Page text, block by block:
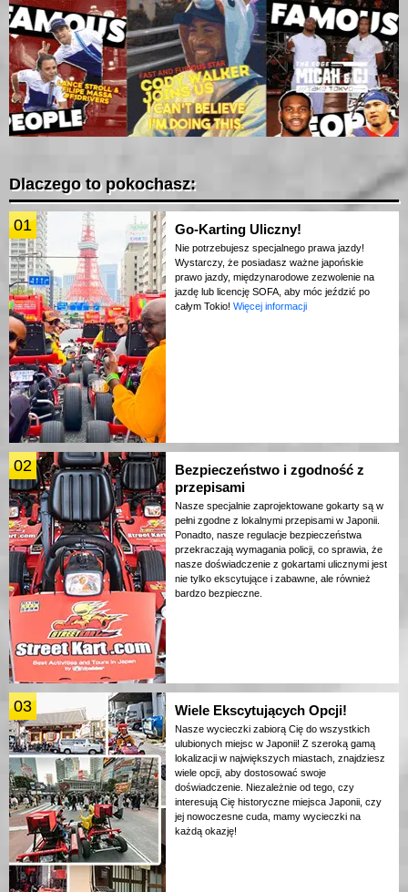
Dlaczego to pokochasz:
01 Go-Karting Uliczny!
Nie potrzebujesz specjalnego prawa jazdy!
Wystarczy, że posiadasz ważne japońskie
prawo jazdy, międzynarodowe zezwolenie na
jazdę lub licencję SOFA, aby móc jeździć po
całym Tokio! Więcej informacji
02
Bezpieczeństwo i zgodność z
przepisami
Nasze specjalnie zaprojektowane gokarty są w
pełni zgodne z lokalnymi przepisami w Japonii.
Ponadto, nasze regulacje bezpieczeństwa
przekraczają wymagania policji, co sprawia, że
nasze doświadczenie z gokartami ulicznymi jest
nie tylko ekscytujące i zabawne, ale również
bardzo bezpieczne.
03 Wiele Ekscytujących Opcji!
Nasze wycieczki zabiorą Cię do wszystkich
ulubionych miejsc w Japonii! Z szeroką gamą
lokalizacji w największych miastach, znajdziesz
wiele opcji, aby dostosować swoje
doświadczenie. Niezależnie od tego, czy
interesują Cię historyczne miejsca Japonii, czy
jej nowoczesne cuda, mamy wycieczki na
każdą okazję!